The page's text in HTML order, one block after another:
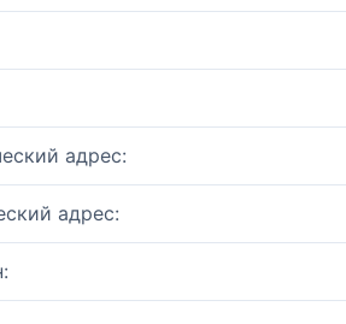
адрес:
адрес: